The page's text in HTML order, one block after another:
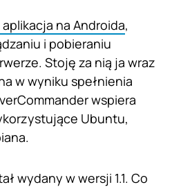
na Androida,
i pobieraniu
Stoję za nią ja wraz
w wyniku spełnienia
wspiera
Ubuntu,
wydany w wersji 1.1. Co